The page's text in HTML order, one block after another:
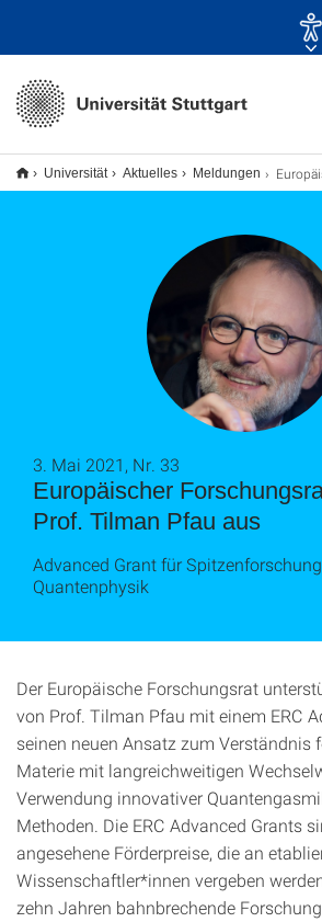
Universität Aktuelles Meldungen Europäischer
Europäischer
Prof. Tilman Pfau aus
3. Mai 2021, Nr. 33
Advanced Grant für
Quantenphysik
Der Europäische Forschungsrat
von Prof. Tilman Pfau mit einem ERC
seinen neuen Ansatz zum Verständnis
Materie mit langreichweitigen
Verwendung innovativer
Methoden. Die ERC Advanced Grants
angesehene Förderpreise, die an
Wissenschaftler*innen vergeben
zehn Jahren bahnbrechende